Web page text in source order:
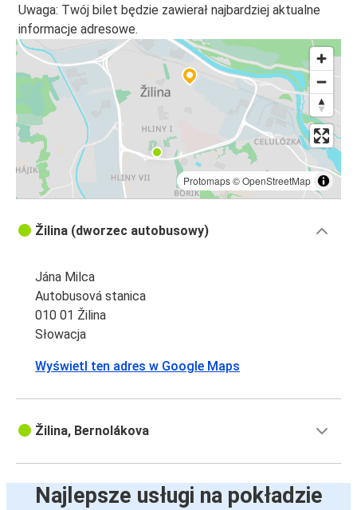
Uwaga: Twój bilet będzie zawierał najbardziej aktualne
informacje adresowe.
Protomaps©OpenStreetMap
Žilina (dworzec autobusowy)
Jána Milca
Autobusová stanica
010 01 Žilina
Słowacja
Wyświetl ten adres w Google Maps
Žilina, Bernolákova
Najlepsze usługi na pokładzie